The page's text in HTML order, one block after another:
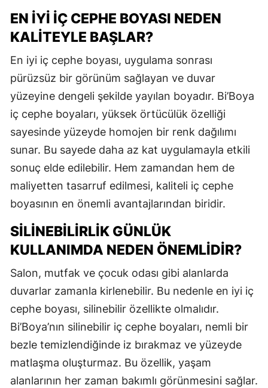
EN İYI İÇ CEPHE BOYASI NEDEN
KALITEYLE BAŞLAR?
En iyi iç cephe boyası, uygulama sonrası
pürüzsüz bir görünüm sağlayan ve duvar
yüzeyine dengeli şekilde yayılan boyadır. Bi’Boya
iç cephe boyaları, yüksek örtücülük özelliği
sayesinde yüzeyde homojen bir renk dağılımı
sunar. Bu sayede daha az kat uygulamayla etkili
sonuç elde edilebilir. Hem zamandan hem de
maliyetten tasarruf edilmesi, kaliteli iç cephe
boyasının en önemli avantajlarından biridir.
SILINEBILIRLIK GÜNLÜK
KULLANIMDA NEDEN ÖNEMLIDIR?
Salon, mutfak ve çocuk odası gibi alanlarda
duvarlar zamanla kirlenebilir. Bu nedenle en iyi iç
cephe boyası, silinebilir özellikte olmalıdır.
Bi’Boya’nın silinebilir iç cephe boyaları, nemli bir
bezle temizlendiğinde iz bırakmaz ve yüzeyde
matlaşma oluşturmaz. Bu özellik, yaşam
alanlarının her zaman bakımlı görünmesini sağlar.